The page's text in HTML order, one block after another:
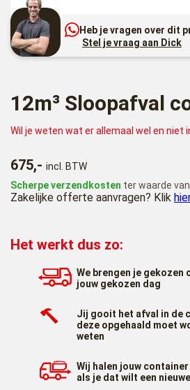
Heb je vragen over dit
Stel je vraag aan Dick
12m³ Sloopafval
Wil je weten wat er allemaal wel en niet
675,- incl. BTW
Scherpe verzendkosten ter waarde
Zakelijke offerte aanvragen? Klik
Het werkt dus zo:
We brengen je gekozen
jouw gekozen dag
Jij gooit het afval in de
deze opgehaald moet
weten
Wij halen jouw
als je dat wilt een nieuwe